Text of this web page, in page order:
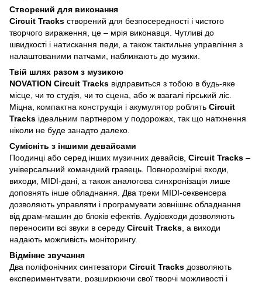
Створений для виконання
Circuit Tracks створений для безпосередності і чистого
творчого вираження, це – мрія виконавця. Чутливі до
швидкості і натискання педи, а також тактильне управління з
налаштованими патчами, наближають до музики.
Твій шлях разом з музикою
NOVATION Circuit Tracks відправиться з тобою в будь-яке
місце, чи то студія, чи то сцена, або ж взагалі гірський ліс.
Міцна, компактна конструкція і акумулятор роблять Circuit
Tracks ідеальним партнером у подорожах, так що натхнення
ніколи не буде занадто далеко.
Сумісніть з іншими девайсами
Поодинці або серед інших музичних девайсів, Circuit Tracks –
універсальний командний гравець. Повнорозмірні входи,
виходи, MIDI-дані, а також аналогова синхронізація лише
доповнять інше обладнання. Два треки MIDI-секвенсера
дозволяють управляти і програмувати зовнішнє обладнання
від драм-машин до блоків ефектів. Аудіовходи дозволяють
переносити всі звуки в середу Circuit Tracks , а виходи
надають можливість моніторингу.
Відмінне звучання
Два поліфонічних синтезатори Circuit Tracks дозволяють
експериментувати, розширюючи свої творчі можливості і